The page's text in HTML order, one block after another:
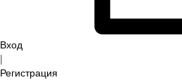
Вход
|
Регистрация